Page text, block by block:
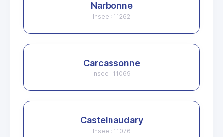
Narbonne
Insee : 11262
Carcassonne
Insee : 11069
Castelnaudary
Insee : 11076